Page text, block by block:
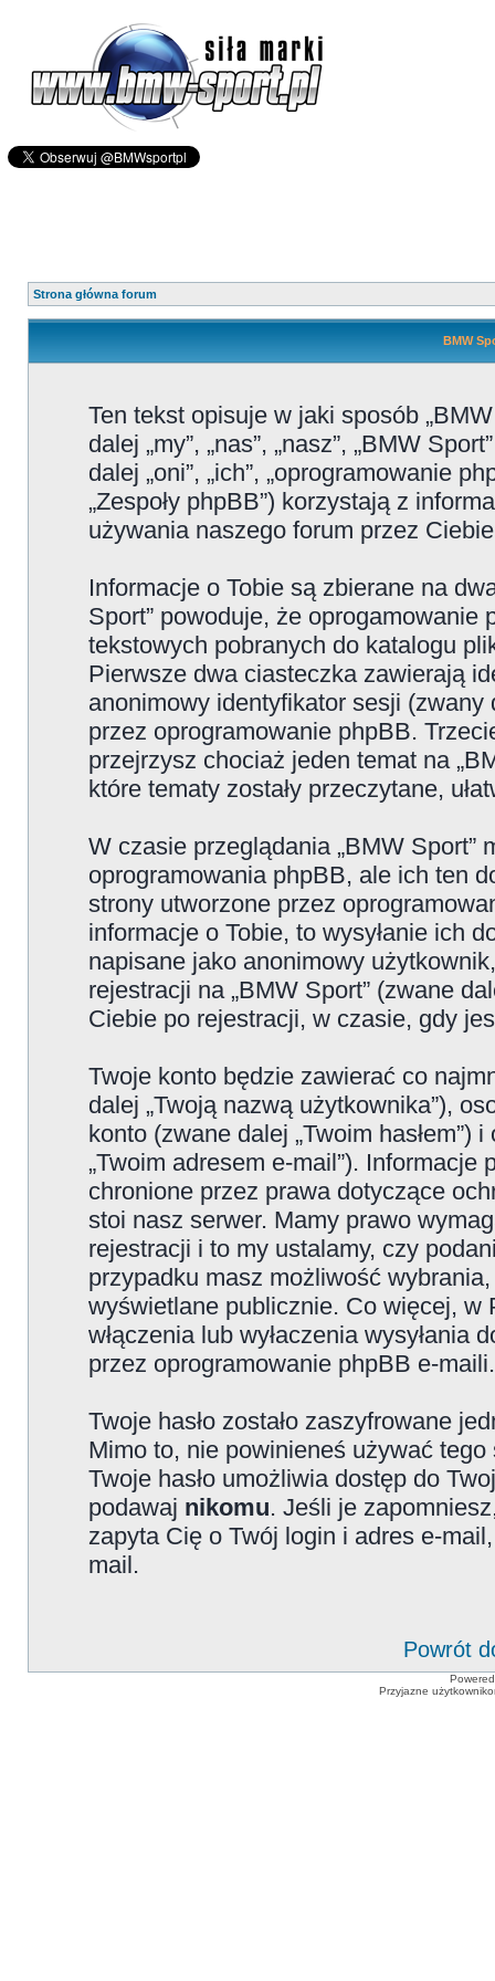
Strona główna forum
BMW
Ten tekst opisuje w jaki sposób
dalej „my”, „nas”, „nasz”, „BMW
dalej „oni”, „ich”, „oprogramowanie
„Zespoły phpBB”) korzystają z
używania naszego forum przez
Informacje o Tobie są zbierane na
Sport” powoduje, że oprogamowanie
tekstowych pobranych do katalogu
Pierwsze dwa ciasteczka zawierają
anonimowy identyfikator sesji (zwany
przez oprogramowanie phpBB.
przejrzysz chociaż jeden temat na
które tematy zostały przeczytane,
W czasie przeglądania „BMW
oprogramowania phpBB, ale ich ten
strony utworzone przez
informacje o Tobie, to wysyłanie ich
napisane jako anonimowy
rejestracji na „BMW Sport” (zwane
Ciebie po rejestracji, w czasie, gdy
Twoje konto będzie zawierać co
dalej „Twoją nazwą użytkownika”),
konto (zwane dalej „Twoim
„Twoim adresem e-mail”). Informacje
chronione przez prawa dotyczące
stoi nasz serwer. Mamy prawo
rejestracji i to my ustalamy, czy
przypadku masz możliwość
wyświetlane publicznie. Co więcej, w
włączenia lub wyłaczenia
przez oprogramowanie phpBB e-maili.
Twoje hasło zostało zaszyfrowane
Mimo to, nie powinieneś używać
Twoje hasło umożliwia dostęp do
podawaj nikomu. Jeśli je
zapyta Cię o Twój login i adres e-
mail.
Powrót
Przyjazne